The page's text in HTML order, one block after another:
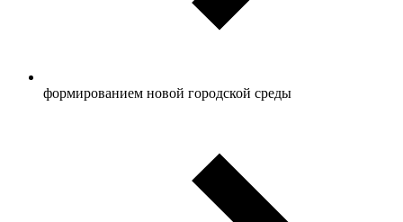
формированием новой городской среды